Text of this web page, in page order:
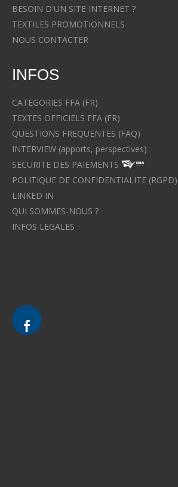
BESOIN D'UN SITE INTERNET ?
TEXTILES PROMOTIONNELS
NOUS CONTACTER
INFOS
CATEGORIES FFA (FR)
TEXTES OFFICIELS FFA (FR)
QUESTIONS FREQUENTES (FAQ)
INTERVIEW (apports, perspectives)
SECURITE DES PAIEMENTS
POLITIQUE DE CONFIDENTIALITE (RGPD)
LINKED IN
QUI SOMMES-NOUS ?
INFOS LEGALES